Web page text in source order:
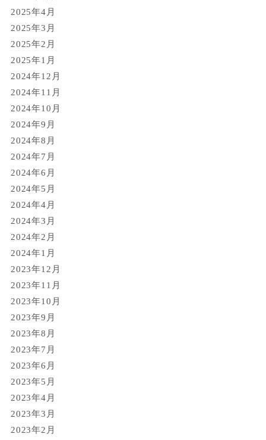
2025年4月
2025年3月
2025年2月
2025年1月
2024年12月
2024年11月
2024年10月
2024年9月
2024年8月
2024年7月
2024年6月
2024年5月
2024年4月
2024年3月
2024年2月
2024年1月
2023年12月
2023年11月
2023年10月
2023年9月
2023年8月
2023年7月
2023年6月
2023年5月
2023年4月
2023年3月
2023年2月